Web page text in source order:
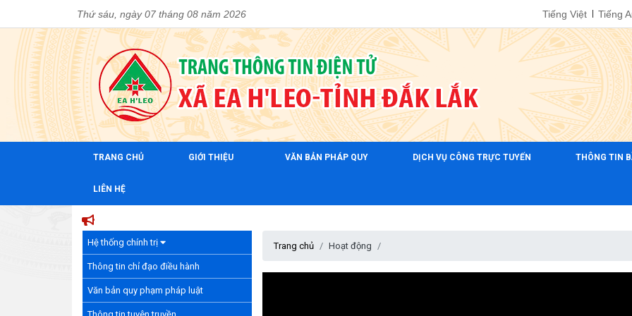
Thứ sáu, ngày 07 tháng 08 năm 2026 Tiếng Việt Tiếng
TRANG CHỦ GIỚI THIỆU VĂN BẢN PHÁP QUY DỊCH VỤ CÔNG TRỰC TUYẾN THÔNG TIN
LIÊN HỆ
Hệ thống chính trị
Thông tin chỉ đạo điều hành
Văn bản quy phạm pháp luật
Trang chủ Hoạt động